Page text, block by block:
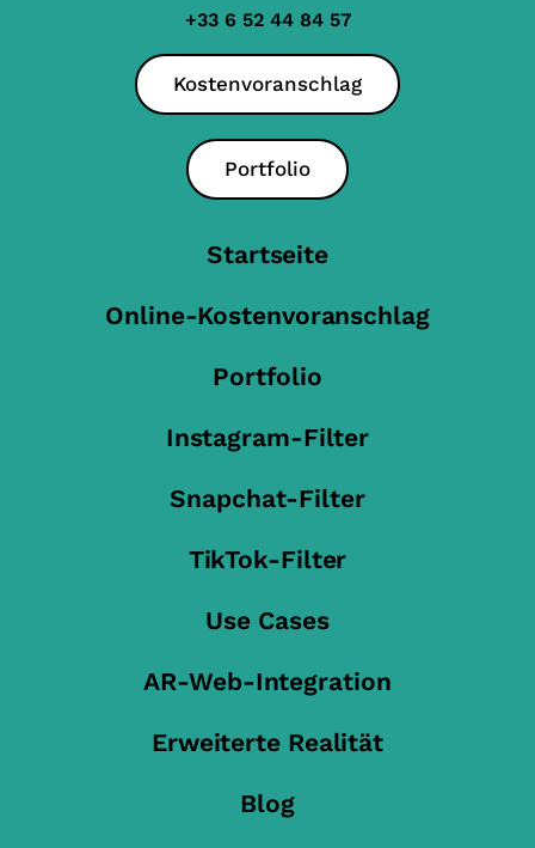
+33 6 52 44 84 57
Kostenvoranschlag
Portfolio
Startseite
Online-Kostenvoranschlag
Portfolio
Instagram-Filter
Snapchat-Filter
TikTok-Filter
Use Cases
AR-Web-Integration
Erweiterte Realität
Blog